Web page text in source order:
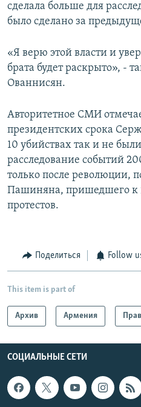
сделала больше для
было сделано за
«Я верю этой власти и
брата будет раскрыто», -
Ованнисян.
Авторитетное СМИ
президентских срока
10 убийствах так и не
расследование событий
только после революции,
Пашиняна, пришедшего к
протестов.
Поделиться Follow
This item is part of
Архив Армения
СОЦИАЛЬНЫЕ СЕТИ